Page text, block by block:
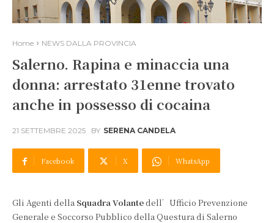
Home NEWS DALLA PROVINCIA
Salerno. Rapina e minaccia una
donna: arrestato 31enne trovato
anche in possesso di cocaina
21 SETTEMBRE 2025 BY SERENA CANDELA
Facebook X WhatsApp
Gli Agenti della Squadra Volantedell’Ufficio Prevenzione
Generale e Soccorso Pubblico della Questura di Salerno